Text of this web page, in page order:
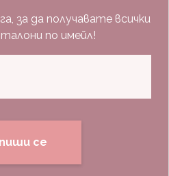
за да получавате всички
по имейл!
се